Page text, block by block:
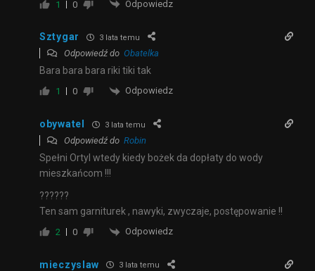
1 0 Odpowiedz
Sztygar 3 lata temu
Odpowiedź do Obatelka
Bara bara bara riki tiki tak
1 0 Odpowiedz
obywatel 3 lata temu
Odpowiedź do Robin
Spełni Ortyl wtedy kiedy bożek da dopłaty do wody
mieszkańcom !!!
??????
Ten sam garniturek , nawyki, zwyczaje, postępowanie !!
2 0 Odpowiedz
mieczyslaw 3 lata temu